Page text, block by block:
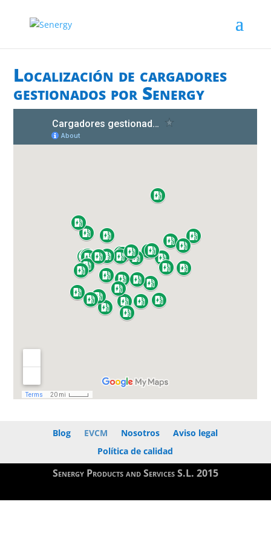
Localización de cargadores
gestionados por Senergy
Blog EVCM Nosotros
Aviso legal
Política de calidad
Senergy Products and Services S.L. 2015